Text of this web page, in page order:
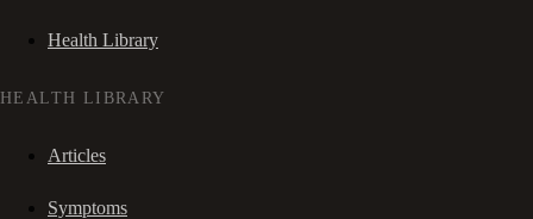
Health Library
HEALTH LIBRARY
Articles
Symptoms